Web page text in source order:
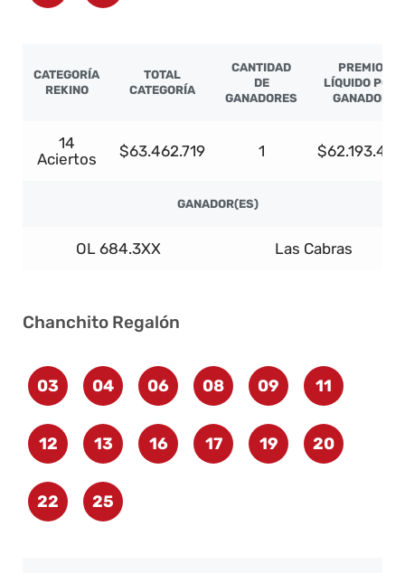
CATEGORÍA
REKINO
TOTAL
CATEGORÍA
CANTIDAD
DE
GANADORES
PREMIO
LÍQUIDO POR
GANADOR
14
Aciertos
$63.462.719 1 $62.193.465
GANADOR(ES)
OL 684.3XX Las Cabras
Chanchito Regalón
03 04 06 08 09 11
12 13 16 17 19 20
22 25